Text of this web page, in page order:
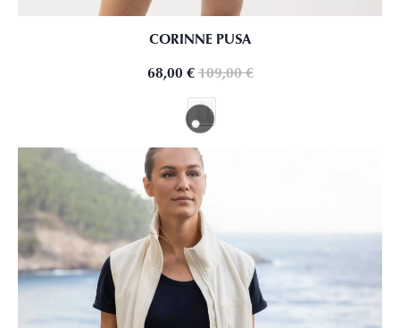
CORINNE PUSA
68,00 €109,00€